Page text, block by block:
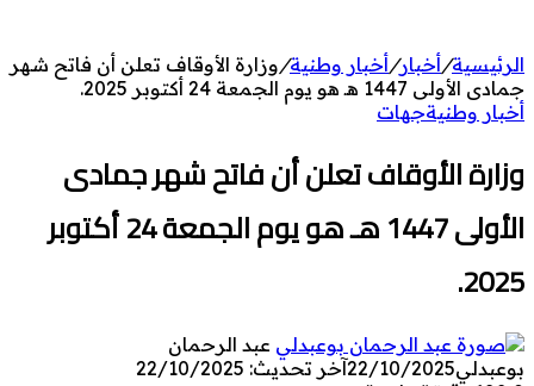
الرئيسية/أخبار/أخبار وطنية/وزارة الأوقاف تعلن أن فاتح شهر
جمادى الأولى 1447 هـ هو يوم الجمعة 24 أكتوبر 2025.
أخبار وطنيةجهات
وزارة الأوقاف تعلن أن فاتح شهر جمادى
الأولى 1447 هـ هو يوم الجمعة 24 أكتوبر
2025.
عبد الرحمان
بوعبدلي22/10/2025آخر تحديث: 22/10/2025